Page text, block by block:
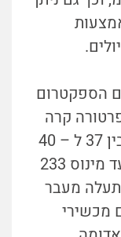
הספקטרום
קרה
מאוד של מכשירי התצפית שלו: בין 37 ל – 40
מעלות קלווין, כלומר מינוס 236 עד מינוס 233
מעבר
מכשירי